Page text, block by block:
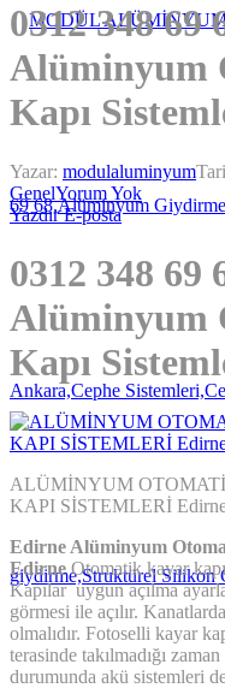
0312 348 69
Alüminyum
Kapı
Yazar: modulaluminyum
GenelYorum Yok
Yazdır E-posta
0312 348 69
Alüminyum
Kapı
ALÜMİNYUM
KAPI SİSTEMLERİ
Edirne Alüminyum
EdirneOtomatik kayar
Kapılar uygun açılma
görmesi ile açılır.
olmalıdır. Fotoselli kayar
terasinde takılmadığı
durumunda akü sistemleri